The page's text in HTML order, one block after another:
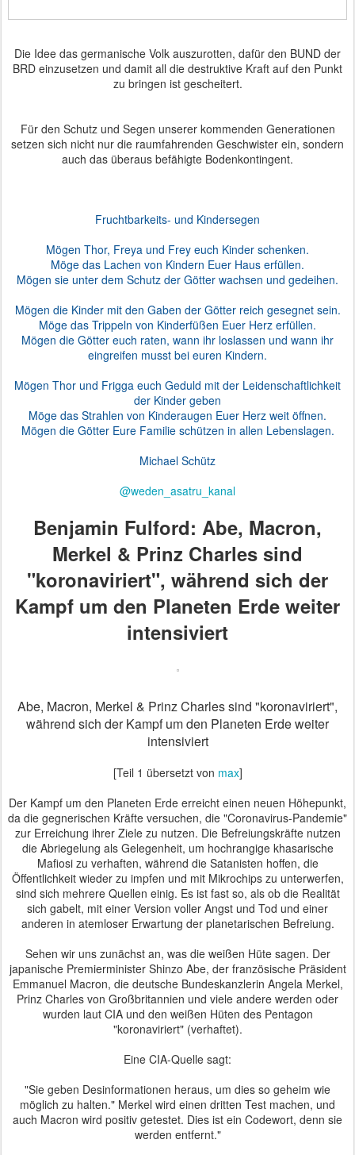
Die Idee das germanische Volk auszurotten, dafür den BUND der
BRD einzusetzen und damit all die destruktive Kraft auf den Punkt
zu bringen ist gescheitert.
Für den Schutz und Segen unserer kommenden Generationen
setzen sich nicht nur die raumfahrenden Geschwister ein, sondern
auch das überaus befähigte Bodenkontingent.
Fruchtbarkeits- und Kindersegen
Mögen Thor, Freya und Frey euch Kinder schenken.
Möge das Lachen von Kindern Euer Haus erfüllen.
Mögen sie unter dem Schutz der Götter wachsen und gedeihen.
Mögen die Kinder mit den Gaben der Götter reich gesegnet sein.
Möge das Trippeln von Kinderfüßen Euer Herz erfüllen.
Mögen die Götter euch raten, wann ihr loslassen und wann ihr
eingreifen musst bei euren Kindern.
Mögen Thor und Frigga euch Geduld mit der Leidenschaftlichkeit
der Kinder geben
Möge das Strahlen von Kinderaugen Euer Herz weit öffnen.
Mögen die Götter Eure Familie schützen in allen Lebenslagen.
Michael Schütz
@weden_asatru_kanal
Benjamin Fulford: Abe, Macron,
Merkel & Prinz Charles sind
"koronaviriert", während sich der
Kampf um den Planeten Erde weiter
intensiviert
Abe, Macron, Merkel & Prinz Charles sind "koronaviriert",
während sich der Kampf um den Planeten Erde weiter
intensiviert
[Teil 1 übersetzt von max]
Der Kampf um den Planeten Erde erreicht einen neuen Höhepunkt,
da die gegnerischen Kräfte versuchen, die "Coronavirus-Pandemie"
zur Erreichung ihrer Ziele zu nutzen. Die Befreiungskräfte nutzen
die Abriegelung als Gelegenheit, um hochrangige khasarische
Mafiosi zu verhaften, während die Satanisten hoffen, die
Öffentlichkeit wieder zu impfen und mit Mikrochips zu unterwerfen,
sind sich mehrere Quellen einig. Es ist fast so, als ob die Realität
sich gabelt, mit einer Version voller Angst und Tod und einer
anderen in atemloser Erwartung der planetarischen Befreiung.
Sehen wir uns zunächst an, was die weißen Hüte sagen. Der
japanische Premierminister Shinzo Abe, der französische Präsident
Emmanuel Macron, die deutsche Bundeskanzlerin Angela Merkel,
Prinz Charles von Großbritannien und viele andere werden oder
wurden laut CIA und den weißen Hüten des Pentagon
"koronaviriert" (verhaftet).
Eine CIA-Quelle sagt:
"Sie geben Desinformationen heraus, um dies so geheim wie
möglich zu halten." Merkel wird einen dritten Test machen, und
auch Macron wird positiv getestet. Dies ist ein Codewort, denn sie
werden entfernt."